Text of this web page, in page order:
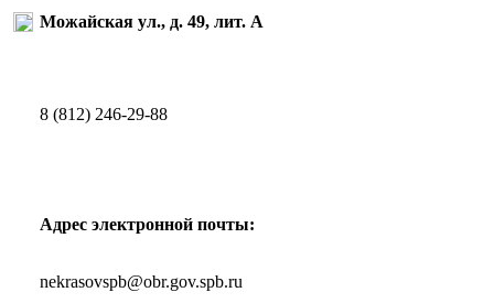
Можайская ул., д. 49, лит. А
8 (812) 246-29-88
Адрес электронной почты:
nekrasovspb@obr.gov.spb.ru